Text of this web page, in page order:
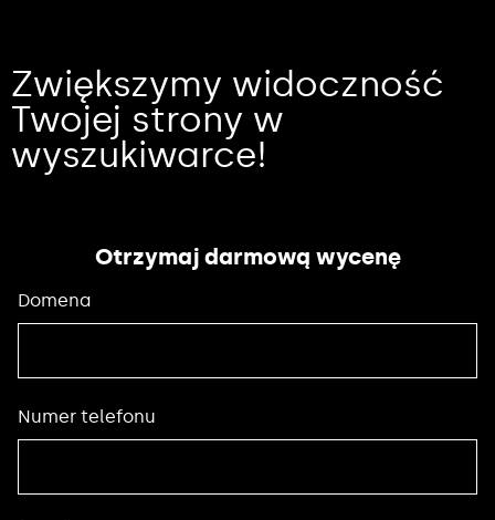
Zwiększymy widoczność
Twojej strony w
wyszukiwarce!
Otrzymaj darmową wycenę
Domena
Numer telefonu